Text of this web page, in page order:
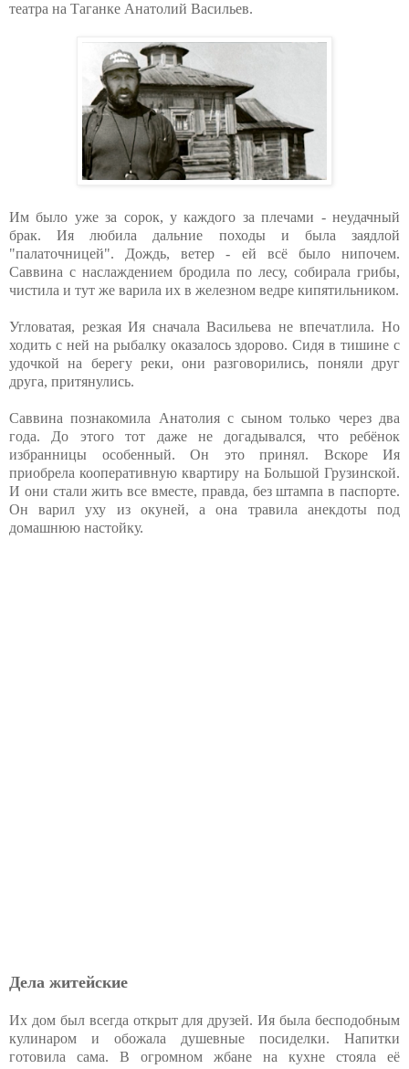
театра на Таганке Анатолий Васильев.
Им было уже за сорок, у каждого за плечами - неудачный
брак. Ия любила дальние походы и была заядлой
"палаточницей". Дождь, ветер - ей всё было нипочем.
Саввина с наслаждением бродила по лесу, собирала грибы,
чистила и тут же варила их в железном ведре кипятильником.
Угловатая, резкая Ия сначала Васильева не впечатлила. Но
ходить с ней на рыбалку оказалось здорово. Сидя в тишине с
удочкой на берегу реки, они разговорились, поняли друг
друга, притянулись.
Саввина познакомила Анатолия с сыном только через два
года. До этого тот даже не догадывался, что ребёнок
избранницы особенный. Он это принял. Вскоре Ия
приобрела кооперативную квартиру на Большой Грузинской.
И они стали жить все вместе, правда, без штампа в паспорте.
Он варил уху из окуней, а она травила анекдоты под
домашнюю настойку.
Дела житейские
Их дом был всегда открыт для друзей. Ия была бесподобным
кулинаром и обожала душевные посиделки. Напитки
готовила сама. В огромном жбане на кухне стояла её